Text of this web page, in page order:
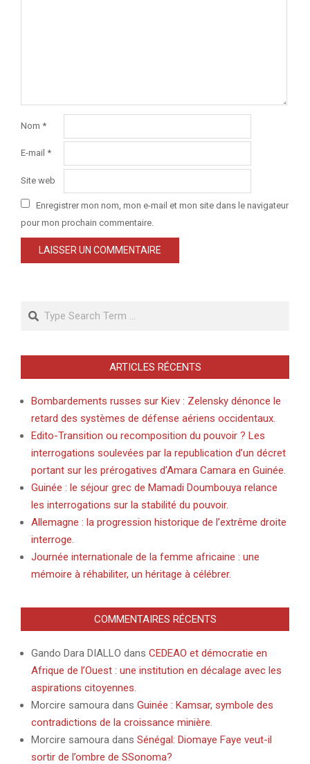
Nom *
E-mail *
Site web
Enregistrer mon nom, mon e-mail et mon site dans le navigateur
pour mon prochain commentaire.
Search
ARTICLES RÉCENTS
Bombardements russes sur Kiev : Zelensky dénonce le
retard des systèmes de défense aériens occidentaux.
Edito-Transition ou recomposition du pouvoir ? Les
interrogations soulevées par la republication d’un décret
portant sur les prérogatives d’Amara Camara en Guinée.
Guinée : le séjour grec de Mamadi Doumbouya relance
les interrogations sur la stabilité du pouvoir.
Allemagne : la progression historique de l’extrême droite
interroge.
Journée internationale de la femme africaine : une
mémoire à réhabiliter, un héritage à célébrer.
COMMENTAIRES RÉCENTS
Gando Dara DIALLO dans CEDEAO et démocratie en
Afrique de l’Ouest : une institution en décalage avec les
aspirations citoyennes.
Morcire samoura dans Guinée : Kamsar, symbole des
contradictions de la croissance minière.
Morcire samoura dans Sénégal: Diomaye Faye veut-il
sortir de l’ombre de SSonoma?